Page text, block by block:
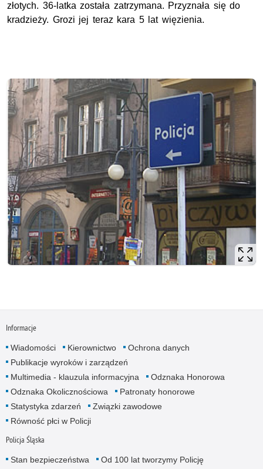
złotych. 36-latka została zatrzymana. Przyznała się do
kradzieży. Grozi jej teraz kara 5 lat więzienia.
Informacje
Wiadomości Kierownictwo
Ochrona danych
Publikacje wyroków i zarządzeń
Multimedia - klauzula informacyjna
Odznaka Honorowa
Odznaka Okolicznościowa
Patronaty honorowe
Statystyka zdarzeń
Związki zawodowe
Równość płci w Policji
Policja Śląska
Stan bezpieczeństwa
Od 100 lat tworzymy Policję